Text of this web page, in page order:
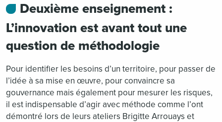
Deuxième enseignement :
L’innovation est avant tout une
question de méthodologie
Pour identifier les besoins d’un territoire, pour passer de
l’idée à sa mise en œuvre, pour convaincre sa
gouvernance mais également pour mesurer les risques,
il est indispensable d’agir avec méthode comme l’ont
démontré lors de leurs ateliers Brigitte Arrouays et